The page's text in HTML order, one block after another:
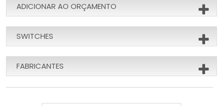
ADICIONAR AO ORÇAMENTO
SWITCHES
FABRICANTES